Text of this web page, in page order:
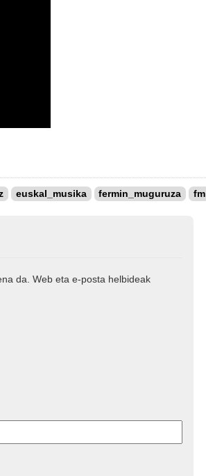
euskal_musika fermin_muguruza fm
da. Web eta e-posta helbideak